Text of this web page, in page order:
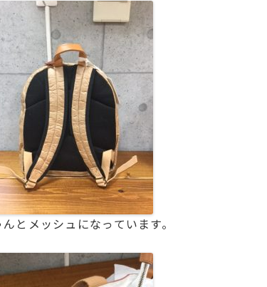
とメッシュになっています。